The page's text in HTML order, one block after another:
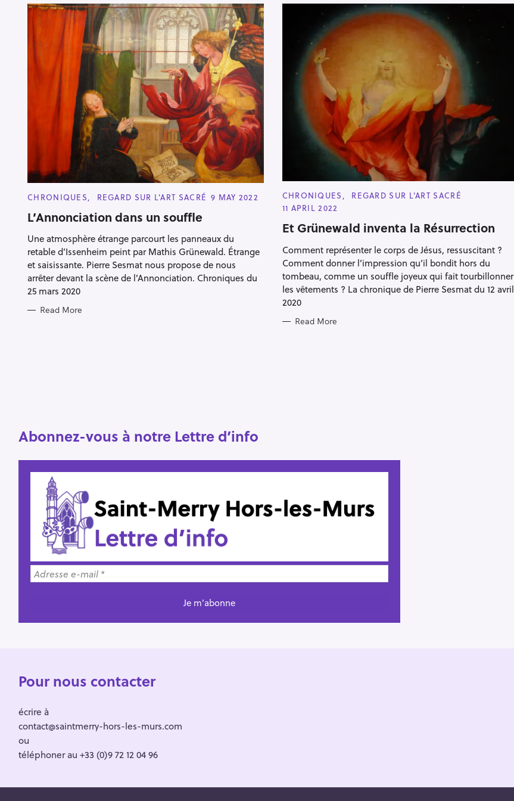
C
T
E
O
I
E
S
CHRONIQUES REGARD SUR L'ART SACRÉ 9 MAY 2022
L’Annonciation dans un souffle
Une atmosphère étrange parcourt les panneaux du
retable d’Issenheim peint par Mathis Grünewald. Étrange
et saisissante. Pierre Sesmat nous propose de nous
arrêter devant la scène de l’Annonciation. Chroniques du
25 mars 2020
Read More
C
A
T
G
O
R
I
E
S
CHRONIQUES
REGARD SUR L'ART SACRÉ
11 APRIL 2022
Et Grünewald inventa la Résurrection
Comment représenter le corps de Jésus, ressuscitant ?
Comment donner l’impression qu’il bondit hors du
tombeau, comme un souffle joyeux qui fait tourbillonner
les vêtements ? La chronique de Pierre Sesmat du 12 avril
2020
Read More
Abonnez-vous à notre Lettre d’info
Pour nous contacter
écrire à
contact@saintmerry-hors-les-murs.com
ou
téléphoner au +33 (0)9 72 12 04 96
o
: